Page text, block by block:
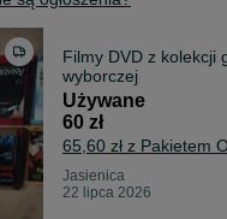
Filmy DVD z kolekcji
wyborczej
Używane
60 zł
65,60 zł z Pakietem
Jasienica
22 lipca 2026